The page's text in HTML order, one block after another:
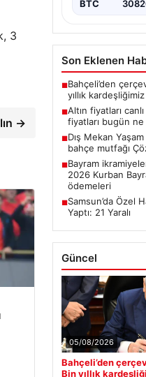
3
→
BTC
Son Eklenen
■Bahçeli’den
yıllık
■Altın fiyatları
fiyatları bugün
■Dış Mekan
bahçe mutfağı
■Bayram
2026 Kurban
ödemeleri
■Samsun’da Özel
Yaptı: 21 Yaralı
Güncel
05/08/2026
Bahçeli’den
Bin yıllık